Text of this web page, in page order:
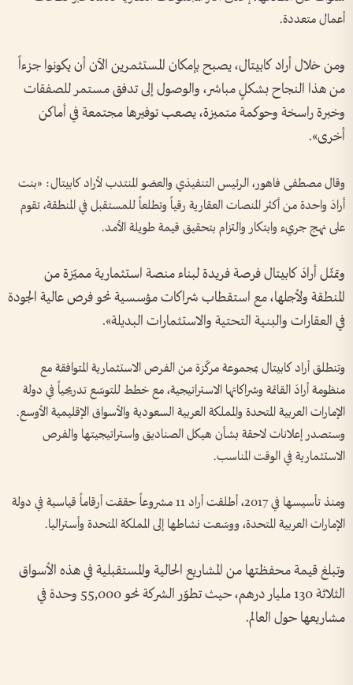
أعمال متعددة.
ومن خلال أراد كابيتال، يصبح بإمكان المستثمرين الآن أن يكونوا جزءاً
من هذا النجاح بشكلٍ مباشر، والوصول إلى تدفق مستمر للصفقات
وخبرة راسخة وحوكمة متميزة، يصعب توفيرها مجتمعة في أماكن
أخرى».
وقال مصطفى فاهور، الرئيس التنفيذي والعضو المنتدب لأراد كابيتال: «بنت
أرادَ واحدة من أكثر المنصات العقارية رقياً وتطلعاً للمستقبل في المنطقة، تقوم
على نهج جريء وابتكار والتزام بتحقيق قيمة طويلة الأمد.
وتمثّل أرادَ كابيتال فرصة فريدة لبناء منصة استثمارية مميّزة من
المنطقة ولأجلها، مع استقطاب شراكات مؤسسية نحو فرص عالية الجودة
في العقارات والبنية التحتية والاستثمارات البديلة».
وتنطلق أراد كابيتال بمجموعة مركّزة من الفرص الاستثمارية المتوافقة مع
منظومة أرادَ القائمة وشراكاتها الاستراتيجية، مع خطط للتوسّع تدريجياً في دولة
الإمارات العربية المتحدة والمملكة العربية السعودية والأسواق الإقليمية الأوسع.
وستصدر إعلانات لاحقة بشأن هيكل الصناديق واستراتيجيتها والفرص
الاستثمارية في الوقت المناسب.
ومنذ تأسيسها في 2017، أطلقت أراد 11 مشروعاً حققت أرقاماً قياسية في دولة
الإمارات العربية المتحدة، ووسّعت نشاطها إلى المملكة المتحدة وأستراليا.
وتبلغ قيمة محفظتها من المشاريع الحالية والمستقبلية في هذه الأسواق
الثلاثة 130 مليار درهم، حيث تطوّر الشركة نحو 55,000 وحدة في
مشاريعها حول العالم.